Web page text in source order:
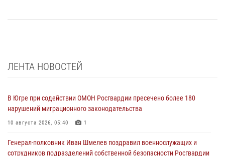
ЛЕНТА НОВОСТЕЙ
В Югре при содействии ОМОН Росгвардии пресечено более 180
нарушений миграционного законодательства
10 августа 2026, 05:40 1
Генерал-полковник Иван Шмелев поздравил военнослужащих и
сотрудников подразделений собственной безопасности Росгвардии